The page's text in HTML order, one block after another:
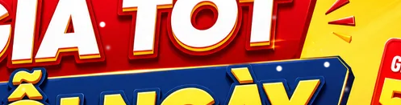
✅ Cấu Hình 5: Ram 128Gb/ SSD
✅ Cấu Hình 6: Ram 128Gb/